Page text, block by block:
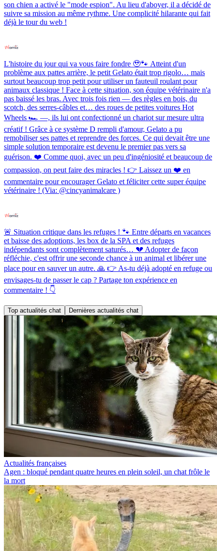
son chien a activé le "mode espion". Au lieu d'aboyer, il a décidé de
suivre sa mission au même rythme. Une complicité hilarante qui fait
déjà le tour du web !
L'histoire du jour qui va vous faire fondre 🥹🐾 Atteint d'un
problème aux pattes arrière, le petit Gelato était trop rigolo… mais
surtout beaucoup trop petit pour utiliser un fauteuil roulant pour
animaux classique ! Face à cette situation, son équipe vétérinaire n'a
pas baissé les bras. Avec trois fois rien — des règles en bois, du
scotch, des serres-câbles et… des roues de petites voitures Hot
Wheels 🏎️ —, ils lui ont confectionné un chariot sur mesure ultra
créatif ! Grâce à ce système D rempli d'amour, Gelato a pu
remobiliser ses pattes et reprendre des forces. Ce qui devait être une
simple solution temporaire est devenu le premier pas vers sa
guérison. ❤️ Comme quoi, avec un peu d'ingéniosité et beaucoup de
compassion, on peut faire des miracles ! 👉 Laissez un ❤️ en
commentaire pour encourager Gelato et féliciter cette super équipe
vétérinaire ! (Via: @cincyanimalcare )
🚨 Situation critique dans les refuges ! 🐾 Entre départs en vacances
et baisse des adoptions, les box de la SPA et des refuges
indépendants sont complètement saturés… 💔 Adopter de façon
réfléchie, c'est offrir une seconde chance à un animal et libérer une
place pour en sauver un autre. 🙏 👉 As-tu déjà adopté en refuge ou
envisages-tu de passer le cap ? Partage ton expérience en
commentaire ! 👇
Top actualités chat Dernières actualités chat
Actualités françaises
Agen : bloqué pendant quatre heures en plein soleil, un chat frôle le
la mort